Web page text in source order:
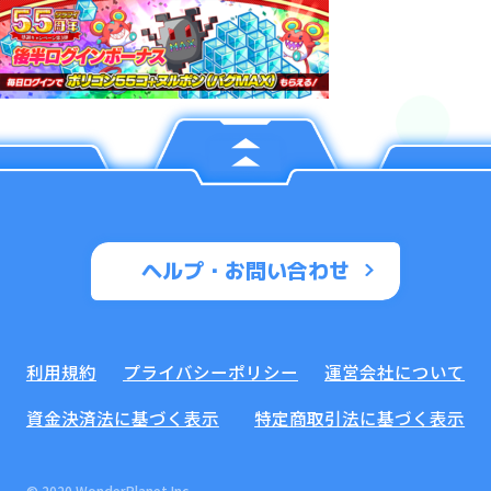
ヘルプ・お問い合わせ
利用規約 プライバシーポリシー
運営会社について
資金決済法に基づく表示
特定商取引法に基づく表示